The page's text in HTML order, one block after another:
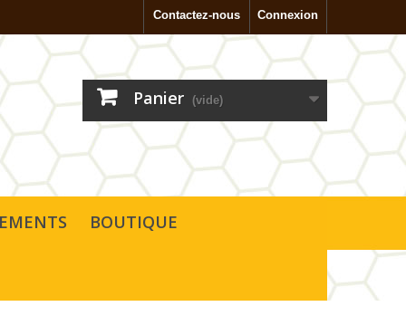
Connexion
Contactez-nous
Panier (vide)
BOUTIQUE